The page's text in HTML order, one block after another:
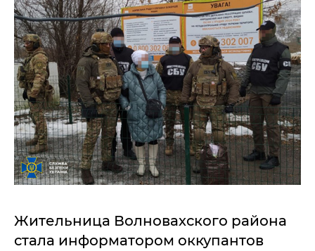
Жительница Волновахского района
стала информатором оккупантов